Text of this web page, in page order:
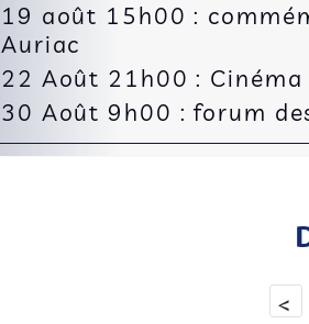
19 août 15h00 :
Auriac
22 Août 21h00 :
30 Août 9h00 : forum
<